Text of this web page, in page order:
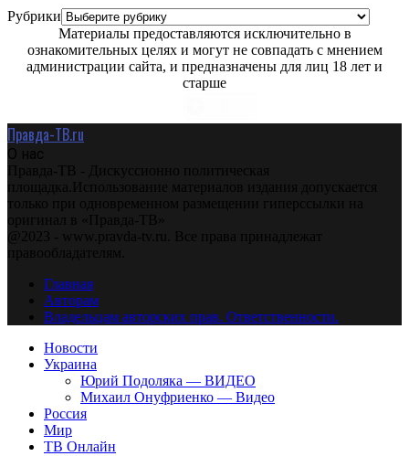
Рубрики
Материалы предоставляются исключительно в
ознакомительных целях и могут не совпадать с мнением
администрации сайта, и предназначены для лиц 18 лет и
старше
Правда-ТВ.ru
О нас
Правда-ТВ - Дискуссионно политическая
площадка.Использование материалов издания допускается
только при одновременном размещении гиперссылки на
оригинал в «Правда-ТВ»
@2023 - www.pravda-tv.ru. Все права принадлежат
правообладателям.
Главная
Авторам
Владельцам авторских прав. Ответственности.
Новости
Украина
Юрий Подоляка — ВИДЕО
Михаил Онуфриенко — Видео
Россия
Мир
ТВ Онлайн